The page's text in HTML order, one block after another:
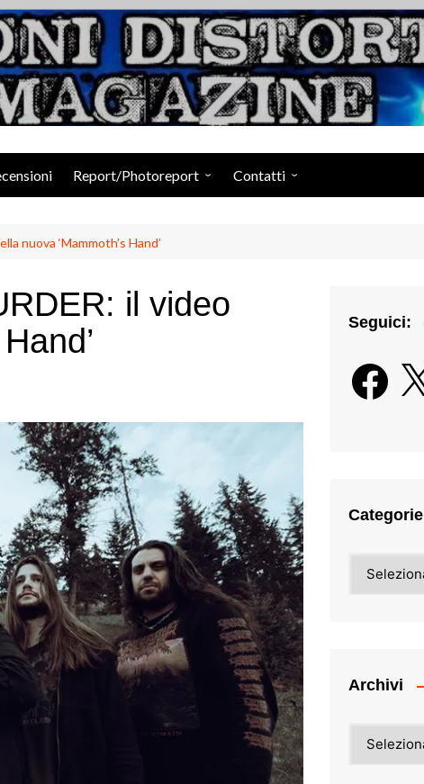
Suoni Distorti Magazine
Report/Photoreport Contatti
nuova ‘Mammoth’s Hand’
il video
Seguici:
Facebook
X
Categorie
Archivi